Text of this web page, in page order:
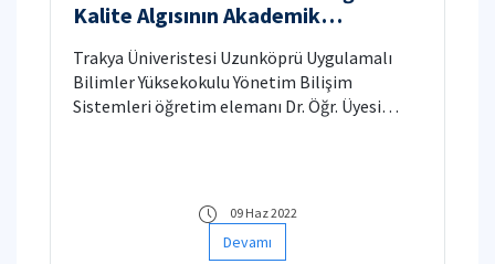
Kalite Algısının Akademik
ve Dolaylı Etkileri Anketi
​Trakya Üniveristesi Uzunköprü Uygulamalı
Bilimler Yüksekokulu Yönetim Bilişim
Sistemleri öğretim elemanı Dr. Öğr. Üyesi
Pandemic (Covid-19 Pandemisinde E-Öğrenme
Kalite Algısının Akademik Performans
Üzerindeki Doğrudan ve Dolaylı Etkileri)"
09 Haz 2022
Devamı